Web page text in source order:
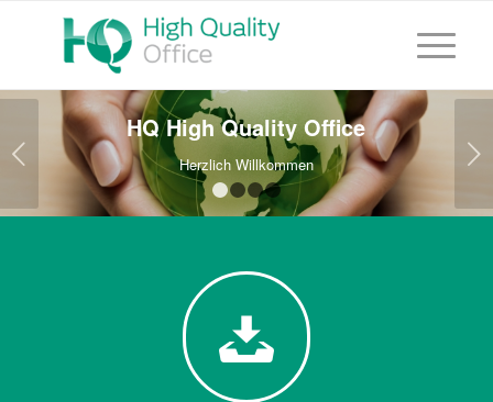
HQ High Quality Office
Herzlich Willkommen Weiter
1 2 3 4